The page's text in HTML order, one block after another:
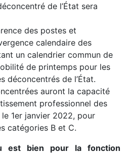
de l’État sera
des postes et
calendaire des
un calendrier commun de
de printemps pour les
déconcentrés de l’État.
auront la capacité
professionnel des
1er janvier 2022, pour
catégories B et C.
est bien pour la fonction